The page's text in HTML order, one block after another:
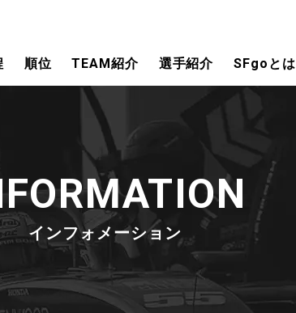
順位 TEAM紹介 選手紹介 SFgoとは
インフォメーション